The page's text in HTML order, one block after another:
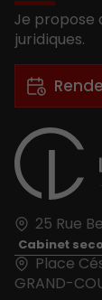
25 Rue
Cabinet
Place
GRAND-
Je propose
juridiques.